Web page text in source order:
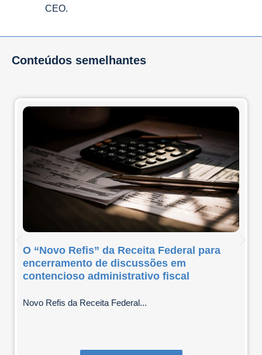
CEO.
Conteúdos semelhantes
O “Novo Refis” da Receita Federal para
encerramento de discussões em
contencioso administrativo fiscal
Novo Refis da Receita Federal...